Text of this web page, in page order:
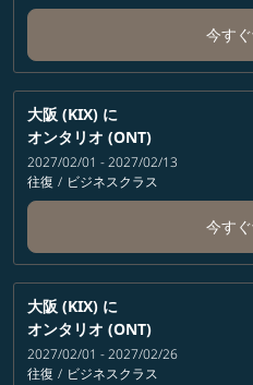
今す
大阪 (KIX) に
オンタリオ (ONT)
2027/02/01 - 2027/02/13
往復 / ビジネスクラス
今す
大阪 (KIX) に
オンタリオ (ONT)
2027/02/01 - 2027/02/26
往復 / ビジネスクラス